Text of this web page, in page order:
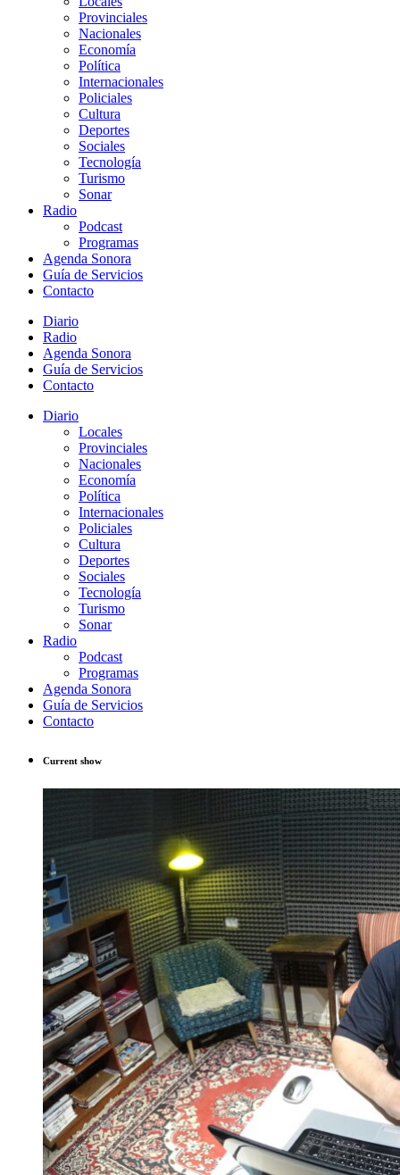
Provinciales
Nacionales
Economía
Política
Internacionales
Policiales
Cultura
Deportes
Sociales
Tecnología
Turismo
Sonar
Radio
Podcast
Programas
Agenda Sonora
Guía de Servicios
Contacto
Diario
Radio
Agenda Sonora
Guía de Servicios
Contacto
Diario
Locales
Provinciales
Nacionales
Economía
Política
Internacionales
Policiales
Cultura
Deportes
Sociales
Tecnología
Turismo
Sonar
Radio
Podcast
Programas
Agenda Sonora
Guía de Servicios
Contacto
Current show